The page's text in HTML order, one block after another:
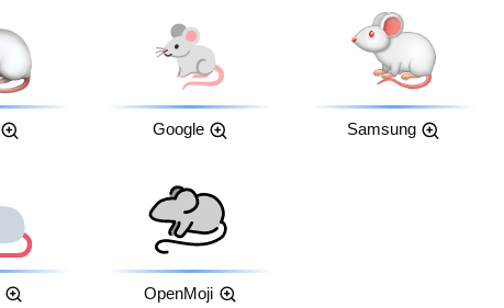
Google Samsung
OpenMoji